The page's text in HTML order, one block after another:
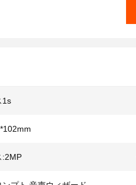
1s
:2MP